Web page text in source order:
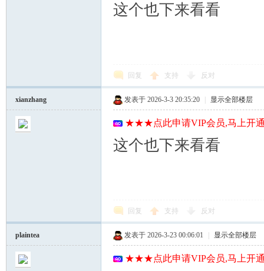
这个也下来看看
回复 支持 反对
xianzhang 发表于 2026-3-3 20:35:20 显示全部楼层
★★★点此申请VIP会员,马上开
这个也下来看看
回复 支持 反对
plaintea 发表于 2026-3-23 00:06:01 显示全部楼层
★★★点此申请VIP会员,马上开